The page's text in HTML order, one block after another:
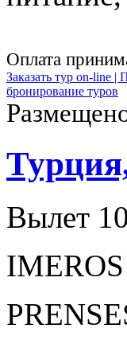
Оплата
Заказать тур on-line |
бронирование туров
Вылет